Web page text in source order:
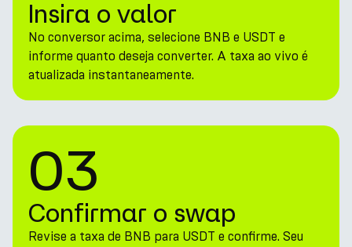
Insira o valor
No conversor acima, selecione BNB e USDT e
informe quanto deseja converter. A taxa ao vivo é
atualizada instantaneamente.
03
Confirmar o swap
Revise a taxa de BNB para USDT e confirme. Seu